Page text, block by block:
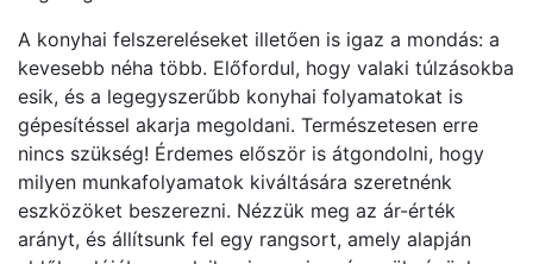
A konyhai felszereléseket illetően is igaz a mondás: a
kevesebb néha több. Előfordul, hogy valaki túlzásokba
esik, és a legegyszerűbb konyhai folyamatokat is
gépesítéssel akarja megoldani. Természetesen erre
nincs szükség! Érdemes először is átgondolni, hogy
milyen munkafolyamatok kiváltására szeretnénk
eszközöket beszerezni. Nézzük meg az ár-érték
arányt, és állítsunk fel egy rangsort, amely alapján